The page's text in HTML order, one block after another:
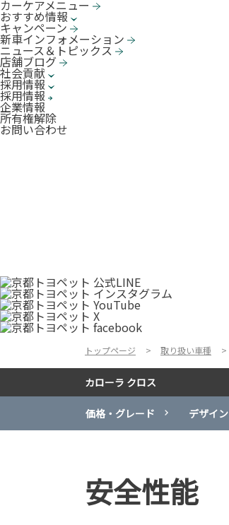
カーケアメニュー
おすすめ情報
キャンペーン
新車インフォメーション
ニュース＆トピックス
店舗ブログ
社会貢献
採用情報
採用情報
企業情報
所有権解除
お問い合わせ
トップページ 取り扱い車種
カローラ クロス
価格・グレード デザイン
安全性能